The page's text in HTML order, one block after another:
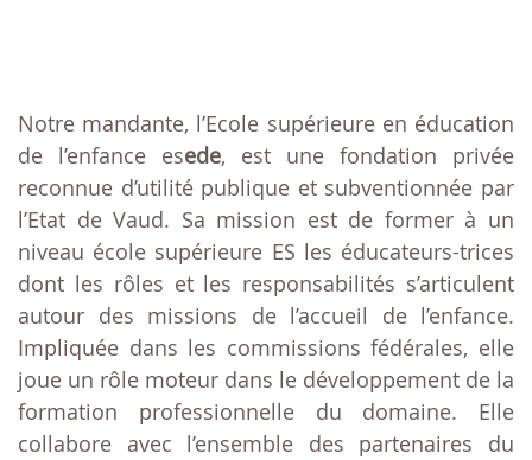
Notre mandante, l’Ecole supérieure en éducation
de l’enfance esede, est une fondation privée
reconnue d’utilité publique et subventionnée par
l’Etat de Vaud. Sa mission est de former à un
niveau école supérieure ES les éducateurs-trices
dont les rôles et les responsabilités s’articulent
autour des missions de l’accueil de l’enfance.
Impliquée dans les commissions fédérales, elle
joue un rôle moteur dans le développement de la
formation professionnelle du domaine. Elle
collabore avec l’ensemble des partenaires du